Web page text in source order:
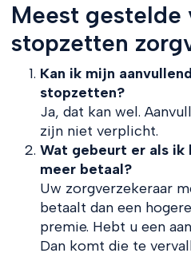
Meest gestelde
stopzetten
Kan ik mijn
stopzetten?
Ja, dat kan wel.
zijn niet verplicht.
Wat gebeurt er als ik
meer betaal?
Uw zorgverzekeraar
betaalt dan een
premie. Hebt u een
Dan komt die te